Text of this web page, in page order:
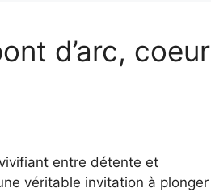
d’arc, coeur
entre détente et
véritable invitation à plonger